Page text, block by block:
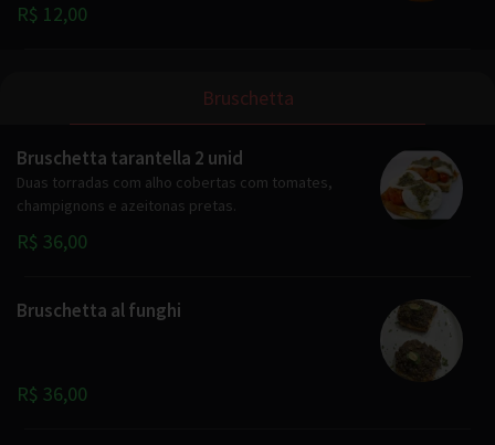
R$ 12,00
Bruschetta
Bruschetta tarantella 2 unid
Duas torradas com alho cobertas com tomates,
champignons e azeitonas pretas.
R$ 36,00
Bruschetta al funghi
R$ 36,00